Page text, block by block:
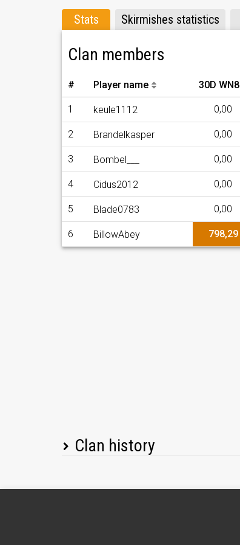
Stats Skirmishes statistics
Clan members
# Player name 30D WN8
1 keule1112 0,00
2 Brandelkasper 0,00
3 Bombel___ 0,00
4 Cidus2012 0,00
5 Blade0783 0,00
6 BillowAbey 798,29
Clan history